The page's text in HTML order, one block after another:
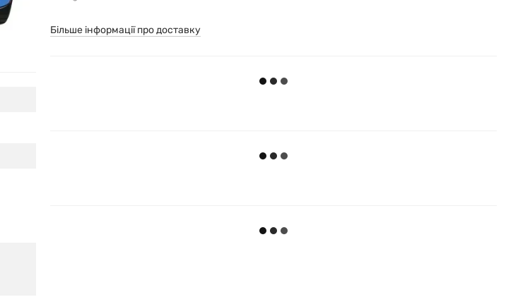
Більше інформації про доставку